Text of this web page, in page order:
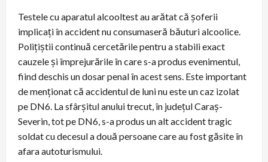
Testele cu aparatul alcooltest au arătat că şoferii
implicaţi în accident nu consumaseră băuturi alcoolice.
Poliţiştii continuă cercetările pentru a stabili exact
cauzele şi împrejurările în care s-a produs evenimentul,
fiind deschis un dosar penal în acest sens. Este important
de menţionat că accidentul de luni nu este un caz izolat
pe DN6. La sfârşitul anului trecut, în judeţul Caraş-
Severin, tot pe DN6, s-a produs un alt accident tragic
soldat cu decesul a două persoane care au fost găsite în
afara autoturismului.